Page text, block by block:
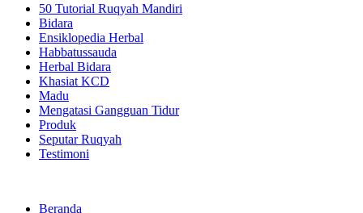
50 Tutorial Ruqyah Mandiri
Bidara
Ensiklopedia Herbal
Habbatussauda
Herbal Bidara
Khasiat KCD
Madu
Mengatasi Gangguan Tidur
Produk
Seputar Ruqyah
Testimoni
Beranda